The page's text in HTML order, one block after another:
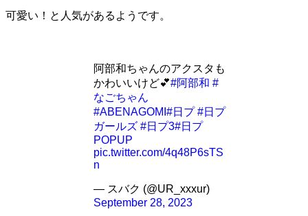
可愛い！と人気があるようです。
阿部和ちゃんのアクスタも
かわいいけど💕#阿部和 #
なごちゃん
#ABENAGOMI #日プ #日プ
ガールズ #日プ3#日プ
POPUP
pic.twitter.com/4q48P6sTS
n
— スバク (@UR_xxxur)
September 28, 2023